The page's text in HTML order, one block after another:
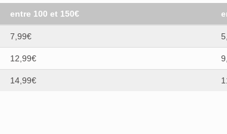
entre 100 et 150€
7,99€
12,99€
14,99€